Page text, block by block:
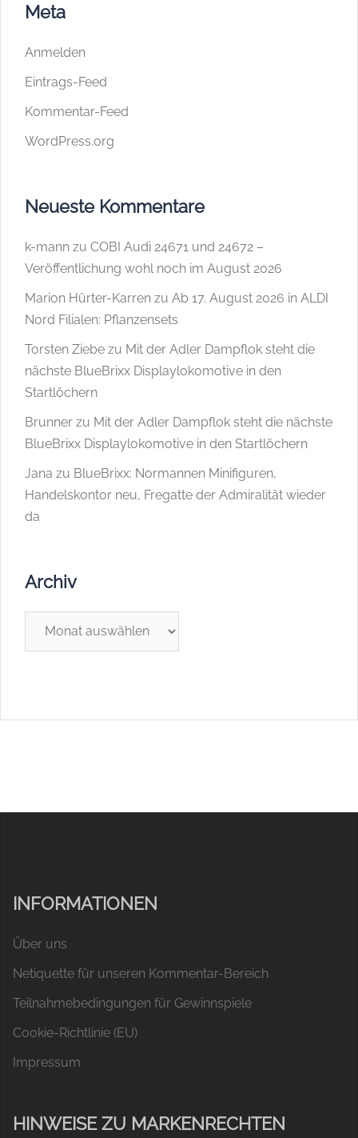
Meta
Anmelden
Eintrags-Feed
Kommentar-Feed
WordPress.org
Neueste Kommentare
k-mann zu COBI Audi 24671 und 24672 –
Veröffentlichung wohl noch im August 2026
Marion Hürter-Karren zu Ab 17. August 2026 in ALDI
Nord Filialen: Pflanzensets
Torsten Ziebe zu Mit der Adler Dampflok steht die
nächste BlueBrixx Displaylokomotive in den
Startlöchern
Brunner zu Mit der Adler Dampflok steht die nächste
BlueBrixx Displaylokomotive in den Startlöchern
Jana zu BlueBrixx: Normannen Minifiguren,
Handelskontor neu, Fregatte der Admiralität wieder
da
Archiv
INFORMATIONEN
Über uns
Netiquette für unseren Kommentar-Bereich
Teilnahmebedingungen für Gewinnspiele
Cookie-Richtlinie (EU)
Impressum
HINWEISE ZU MARKENRECHTEN